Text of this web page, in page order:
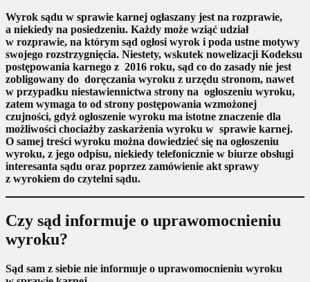
Wyrok sądu w sprawie karnej ogłaszany jest na rozprawie,
a niekiedy na posiedzeniu. Każdy może wziąć udział
w rozprawie, na którym sąd ogłosi wyrok i poda ustne motywy
swojego rozstrzygnięcia. Niestety, wskutek nowelizacji Kodeksu
postępowania karnego z 2016 roku, sąd co do zasady nie jest
zobligowany do doręczania wyroku z urzędu stronom, nawet
w przypadku niestawiennictwa strony na ogłoszeniu wyroku,
zatem wymaga to od strony postępowania wzmożonej
czujności, gdyż ogłoszenie wyroku ma istotne znaczenie dla
możliwości chociażby zaskarżenia wyroku w sprawie karnej.
O samej treści wyroku można dowiedzieć się na ogłoszeniu
wyroku, z jego odpisu, niekiedy telefonicznie w biurze obsługi
interesanta sądu oraz poprzez zamówienie akt sprawy
z wyrokiem do czytelni sądu.
Czy sąd informuje o uprawomocnieniu
wyroku?
Sąd sam z siebie nie informuje o uprawomocnieniu wyroku